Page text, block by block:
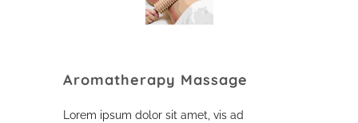
Aromatherapy Massage
Lorem ipsum dolor sit amet, vis ad